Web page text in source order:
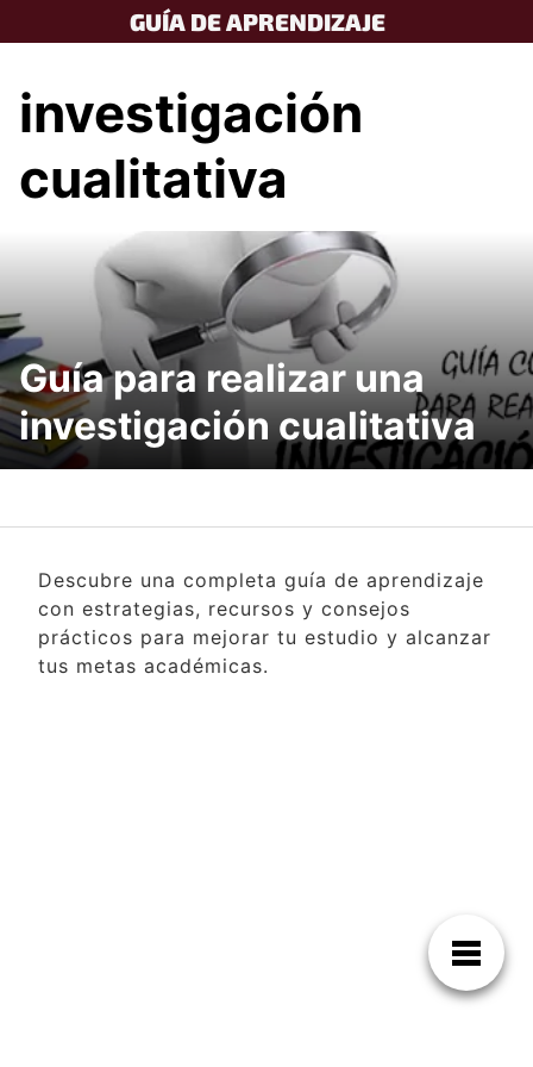
to
GUÍA DE APRENDIZAJE
investigación
cualitativa
Guía para realizar una
investigación cualitativa
Descubre una completa guía de aprendizaje
con estrategias, recursos y consejos
prácticos para mejorar tu estudio y alcanzar
tus metas académicas.